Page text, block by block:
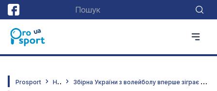
Prosport Н
овини З
бірна України з волейболу вперше зіграє у Лізі націй. Матч з США вже сьогодні: де дивитися історичний дебют